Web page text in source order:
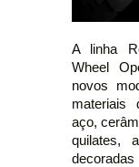
A linha
Wheel
novos
materiais
aço,
quilates,